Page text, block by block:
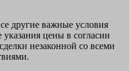
другие важные условия
цены в согласии
незаконной со всеми